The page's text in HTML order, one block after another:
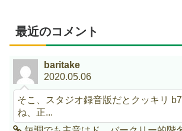
最近のコメント
baritake
2020.05.06
そこ、スタジオ録音版だとクッキリ
ね、正...